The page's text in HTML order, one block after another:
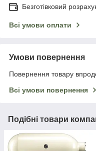
Безготівковий
Всі умови оплати
Умови повернення
Повернення товару
Всі умови повернення
Подібні товари